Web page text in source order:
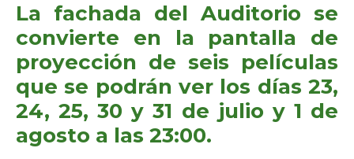
La fachada del Auditorio se
convierte en la pantalla de
proyección de seis películas
que se podrán ver los días 23,
24, 25, 30 y 31 de julio y 1 de
agosto a las 23:00.